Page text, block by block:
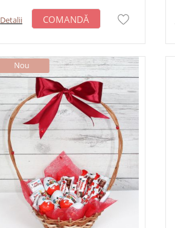
Detalii COMANDĂ